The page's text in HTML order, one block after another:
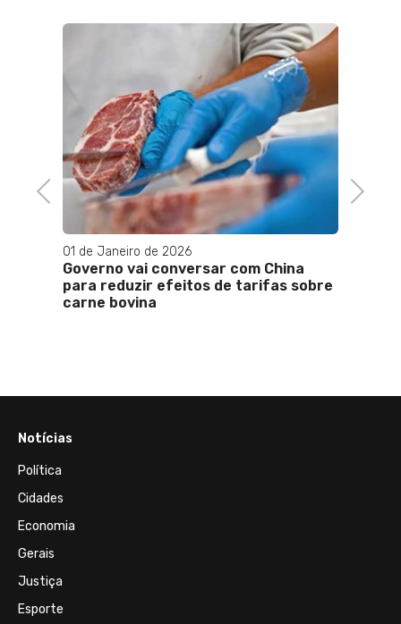
Previous
01 de Janeiro de 2026
Governo vai conversar com China
para reduzir efeitos de tarifas sobre
carne bovina
Next
Notícias
Política
Cidades
Economia
Gerais
Justiça
Esporte